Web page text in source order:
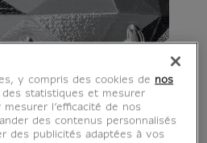
y compris des cookies de nos
des statistiques et mesurer
mesurer l’efficacité de nos
des contenus personnalisés
des publicités adaptées à vos